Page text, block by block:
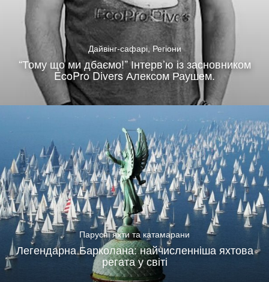
Дайвінг-сафарі, Регіони
“Тому що ми дбаємо!” Інтерв’ю із засновником
EcoPro Divers Алексом Раушем.
Парусні яхти та катамарани
Легендарна Барколана: найчисленніша яхтова
регата у світі